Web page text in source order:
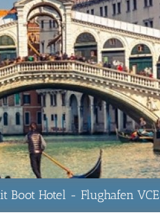
Boot Hotel - Flughafen VCE